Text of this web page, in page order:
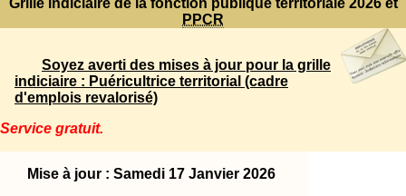
Grille indiciaire de la fonction publique territoriale 2026 et
PPCR
Soyez averti des mises à jour pour la grille
indiciaire : Puéricultrice territorial (cadre
d'emplois revalorisé)
Service gratuit.
Mise à jour : Samedi 17 Janvier 2026